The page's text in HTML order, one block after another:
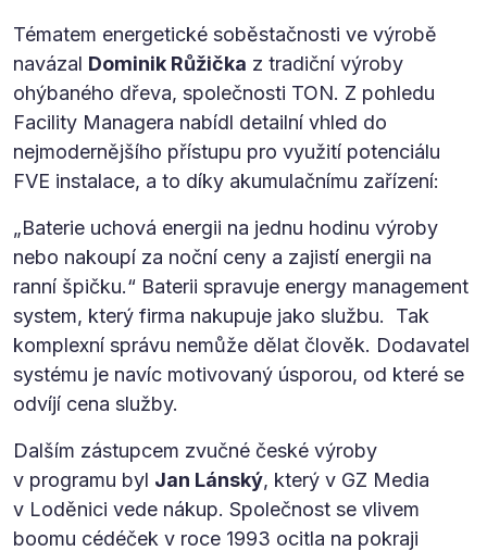
Tématem energetické soběstačnosti ve výrobě
navázal Dominik Růžička z tradiční výroby
ohýbaného dřeva, společnosti TON. Z pohledu
Facility Managera nabídl detailní vhled do
nejmodernějšího přístupu pro využití potenciálu
FVE instalace, a to díky akumulačnímu zařízení:
„Baterie uchová energii na jednu hodinu výroby
nebo nakoupí za noční ceny a zajistí energii na
ranní špičku.“ Baterii spravuje energy management
system, který firma nakupuje jako službu. Tak
komplexní správu nemůže dělat člověk. Dodavatel
systému je navíc motivovaný úsporou, od které se
odvíjí cena služby.
Dalším zástupcem zvučné české výroby
v programu byl Jan Lánský, který v GZ Media
v Loděnici vede nákup. Společnost se vlivem
boomu cédéček v roce 1993 ocitla na pokraji